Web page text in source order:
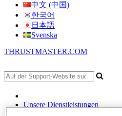
中文 (中国)
한국어
日本語
Svenska
THRUSTMASTER.COM
Unsere Dienstleistungen